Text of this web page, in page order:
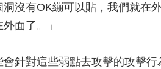
沒有OK繃可以貼，我們就在
面了。」
針對這些弱點去攻擊的攻擊